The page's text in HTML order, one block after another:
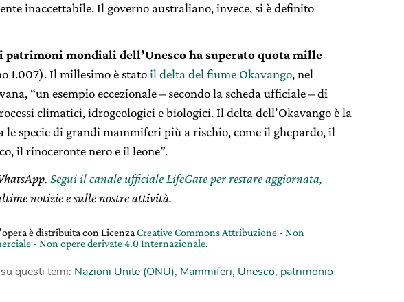
inaccettabile. Il governo australiano, invece, si è definito
mondiali dell’Unesco ha superato quota mille
1.007). Il millesimo è statoil delta del fiume Okavango, nel
“un esempio eccezionale – secondo la scheda ufficiale – di
climatici, idrogeologici e biologici. Il delta dell’Okavango è la
le specie di grandi mammiferi più a rischio, come il ghepardo, il
il rinoceronte nero e il leone”.
Segui il canale ufficiale LifeGate per restare aggiornata,
notizie e sulle nostre attività.
è distribuita con Licenza Creative Commons Attribuzione - Non
- Non opere derivate 4.0 Internazionale.
questi temi: Nazioni Unite (ONU), Mammiferi, Unesco, patrimonio